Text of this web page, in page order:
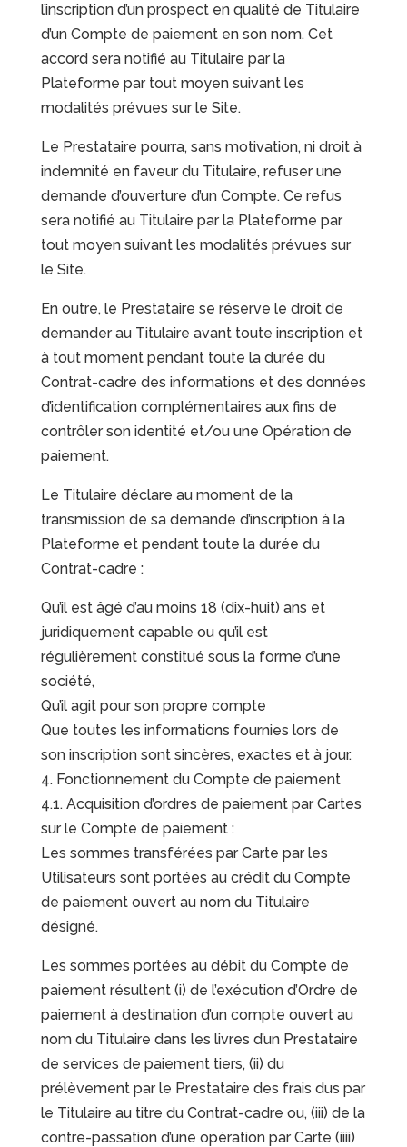
l’inscription d’un prospect en qualité de Titulaire
d’un Compte de paiement en son nom. Cet
accord sera notifié au Titulaire par la
Plateforme par tout moyen suivant les
modalités prévues sur le Site.
Le Prestataire pourra, sans motivation, ni droit à
indemnité en faveur du Titulaire, refuser une
demande d’ouverture d’un Compte. Ce refus
sera notifié au Titulaire par la Plateforme par
tout moyen suivant les modalités prévues sur
le Site.
En outre, le Prestataire se réserve le droit de
demander au Titulaire avant toute inscription et
à tout moment pendant toute la durée du
Contrat-cadre des informations et des données
d’identification complémentaires aux fins de
contrôler son identité et/ou une Opération de
paiement.
Le Titulaire déclare au moment de la
transmission de sa demande d’inscription à la
Plateforme et pendant toute la durée du
Contrat-cadre :
Qu’il est âgé d’au moins 18 (dix-huit) ans et
juridiquement capable ou qu’il est
régulièrement constitué sous la forme d’une
société,
Qu’il agit pour son propre compte
Que toutes les informations fournies lors de
son inscription sont sincères, exactes et à jour.
4. Fonctionnement du Compte de paiement
4.1. Acquisition d’ordres de paiement par Cartes
sur le Compte de paiement :
Les sommes transférées par Carte par les
Utilisateurs sont portées au crédit du Compte
de paiement ouvert au nom du Titulaire
désigné.
Les sommes portées au débit du Compte de
paiement résultent (i) de l’exécution d’Ordre de
paiement à destination d’un compte ouvert au
nom du Titulaire dans les livres d’un Prestataire
de services de paiement tiers, (ii) du
prélèvement par le Prestataire des frais dus par
le Titulaire au titre du Contrat-cadre ou, (iii) de la
contre-passation d’une opération par Carte (iiii)